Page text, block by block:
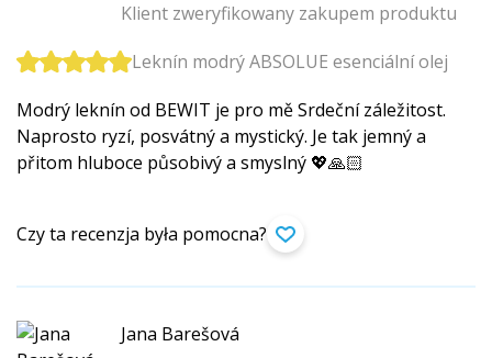
Klient zweryfikowany zakupem produktu
Leknín modrý ABSOLUE esenciální olej
Modrý leknín od BEWIT je pro mě Srdeční záležitost.
Naprosto ryzí, posvátný a mystický. Je tak jemný a
přitom hluboce působivý a smyslný 💖🙏🏻
Czy ta recenzja była pomocna?
Jana Barešová